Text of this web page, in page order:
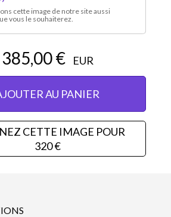
cette image de notre site aussi
vous le souhaiterez.
385,00 € EUR
AU PANIER
CETTE IMAGE POUR
320 €